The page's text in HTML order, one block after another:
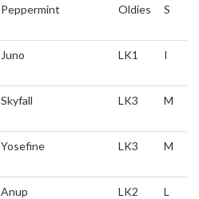
Peppermint Oldies S
Juno LK1 I
Skyfall LK3 M
Yosefine LK3 M
Anup LK2 L